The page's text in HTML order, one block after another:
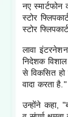
नए
स्टोर
स्टोर
लावा
निदेशक
से विकसित हो
वादा करता है."
उन्होंने कहा,